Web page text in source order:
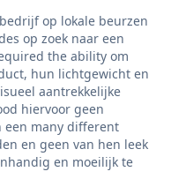
op lokale beurzen
op zoek naar een
the ability om
hun lichtgewicht en
aantrekkelijke
hiervoor geen
een many different
en geen van hen leek
en moeilijk te